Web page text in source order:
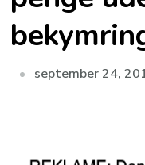
september 24,